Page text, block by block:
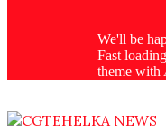
We'll be
Fast
theme with